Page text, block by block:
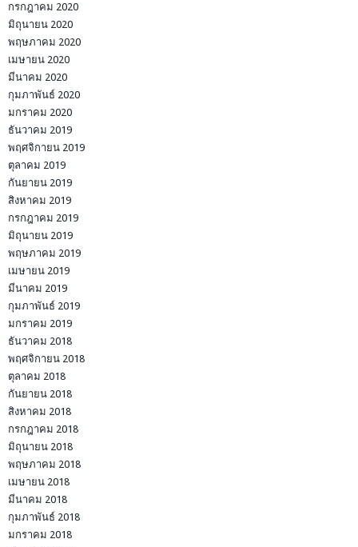
กรกฎาคม 2020
มิถุนายน 2020
พฤษภาคม 2020
เมษายน 2020
มีนาคม 2020
กุมภาพันธ์ 2020
มกราคม 2020
ธันวาคม 2019
พฤศจิกายน 2019
ตุลาคม 2019
กันยายน 2019
สิงหาคม 2019
กรกฎาคม 2019
มิถุนายน 2019
พฤษภาคม 2019
เมษายน 2019
มีนาคม 2019
กุมภาพันธ์ 2019
มกราคม 2019
ธันวาคม 2018
พฤศจิกายน 2018
ตุลาคม 2018
กันยายน 2018
สิงหาคม 2018
กรกฎาคม 2018
มิถุนายน 2018
พฤษภาคม 2018
เมษายน 2018
มีนาคม 2018
กุมภาพันธ์ 2018
มกราคม 2018